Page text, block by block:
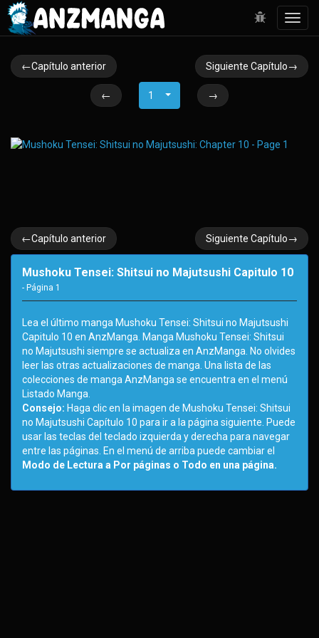
←Capítulo anterior Siguiente Capítulo→
← 1 →
←Capítulo anterior Siguiente Capítulo→
Mushoku Tensei: Shitsui no Majutsushi Capitulo 10
- Página 1
Lea el último manga Mushoku Tensei: Shitsui no Majutsushi
Capitulo 10 en AnzManga. Manga Mushoku Tensei: Shitsui
no Majutsushi siempre se actualiza en AnzManga. No olvides
leer las otras actualizaciones de manga. Una lista de las
colecciones de manga AnzManga se encuentra en el menú
Listado Manga.
Consejo: Haga clic en la imagen de Mushoku Tensei: Shitsui
no Majutsushi Capítulo 10 para ir a la página siguiente. Puede
usar las teclas del teclado izquierda y derecha para navegar
entre las páginas. En el menú de arriba puede cambiar el
Modo de Lectura a Por páginas o Todo en una página.